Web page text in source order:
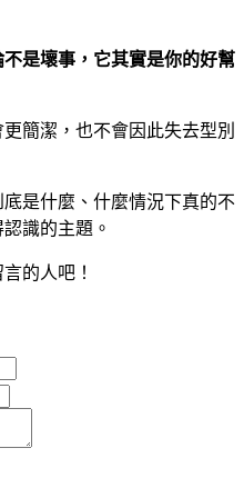
不是壞事，它其實是你的好幫
簡潔，也不會因此失去型別
底是什麼、什麼情況下真的不
識的主題。
的人吧！